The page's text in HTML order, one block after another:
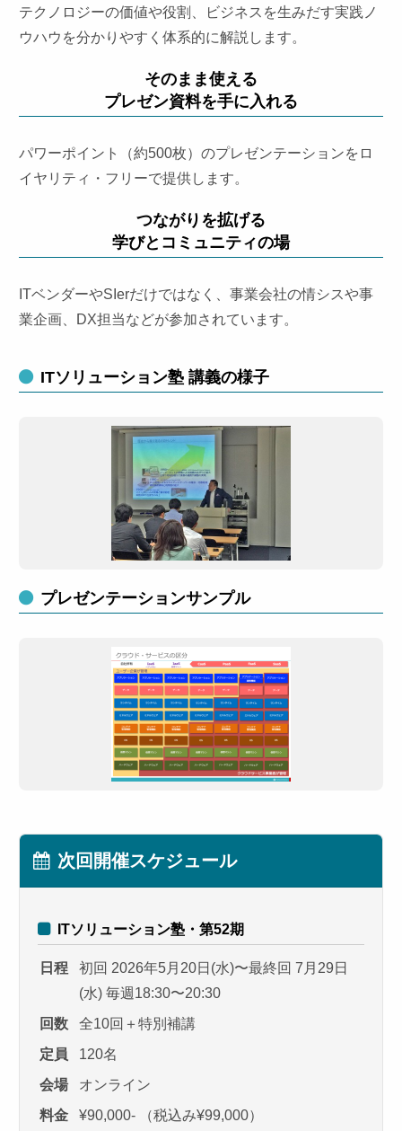
テクノロジーの価値や役割、ビジネスを生みだす実践ノ
ウハウを分かりやすく体系的に解説します。
そのまま使える
プレゼン資料を手に入れる
パワーポイント（約500枚）のプレゼンテーションをロ
イヤリティ・フリーで提供します。
つながりを拡げる
学びとコミュニティの場
ITベンダーやSIerだけではなく、事業会社の情シスや事
業企画、DX担当などが参加されています。
ITソリューション塾 講義の様子
プレゼンテーションサンプル
次回開催スケジュール
ITソリューション塾・第52期
日程
初回 2026年5月20日(水)〜最終回 7月29日
(水) 毎週18:30〜20:30
回数
全10回＋特別補講
定員
120名
会場
オンライン
料金
¥90,000- （税込み¥99,000）